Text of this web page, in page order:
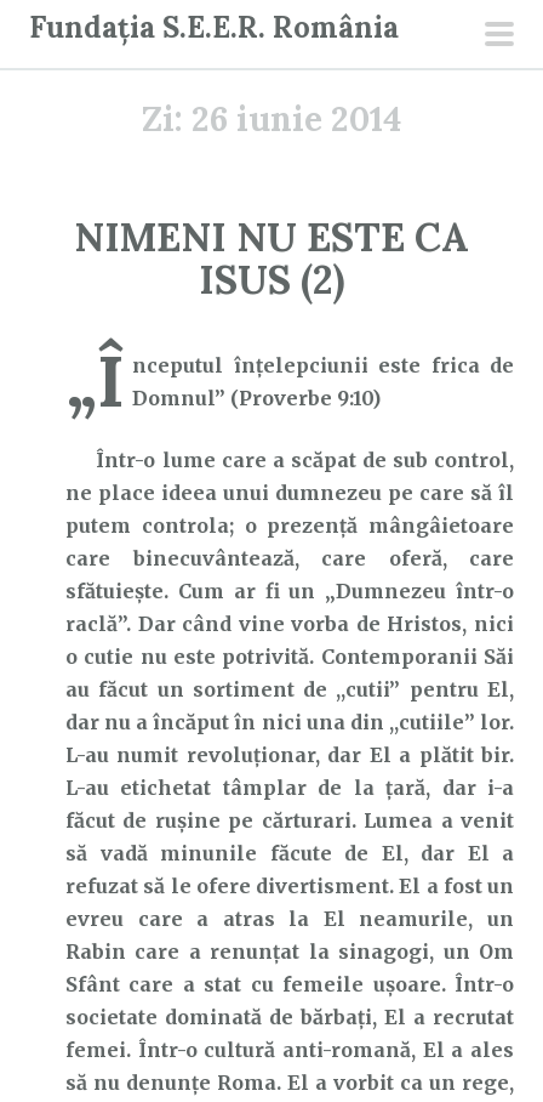
Fundația S.E.E.R. România
Zi: 26 iunie 2014
NIMENI NU ESTE CA
ISUS (2)
„Î nceputul înţelepciunii este frica de
Domnul” (Proverbe 9:10)
Într-o lume care a scăpat de sub control,
ne place ideea unui dumnezeu pe care să îl
putem controla; o prezență mângâietoare
care binecuvântează, care oferă, care
sfătuiește. Cum ar fi un „Dumnezeu într-o
raclă”. Dar când vine vorba de Hristos, nici
o cutie nu este potrivită. Contemporanii Săi
au făcut un sortiment de ,,cutii’’ pentru El,
dar nu a încăput în nici una din ,,cutiile’’ lor.
L-au numit revoluționar, dar El a plătit bir.
L-au etichetat tâmplar de la țară, dar i-a
făcut de rușine pe cărturari. Lumea a venit
să vadă minunile făcute de El, dar El a
refuzat să le ofere divertisment. El a fost un
evreu care a atras la El neamurile, un
Rabin care a renunțat la sinagogi, un Om
Sfânt care a stat cu femeile ușoare. Într-o
societate dominată de bărbați, El a recrutat
femei. Într-o cultură anti-romană, El a ales
să nu denunțe Roma. El a vorbit ca un rege,